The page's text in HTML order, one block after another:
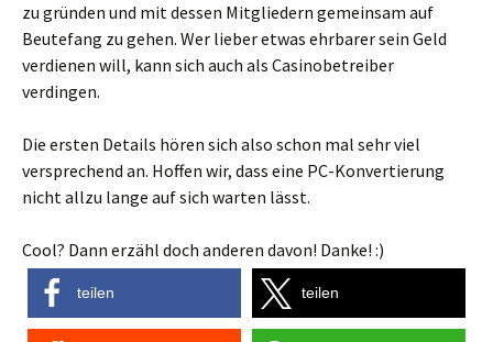
zu gründen und mit dessen Mitgliedern gemeinsam auf
Beutefang zu gehen. Wer lieber etwas ehrbarer sein Geld
verdienen will, kann sich auch als Casinobetreiber
verdingen.
Die ersten Details hören sich also schon mal sehr viel
versprechend an. Hoffen wir, dass eine PC-Konvertierung
nicht allzu lange auf sich warten lässt.
Cool? Dann erzähl doch anderen davon! Danke! :)
teilen teilen